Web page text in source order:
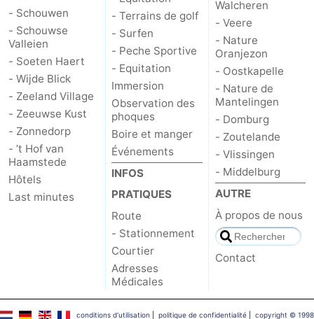
Schouwen
Nature
Oranjezon
-
Oostkapelle
-
Nature
de
Mantelingen
-
Domburg
-
Zoutelande
-
Vlissingen
-
- Schouwen
- Schouwse
Valleien
- Soeten Haert
- Wijde Blick
- Zeeland Village
- Zeeuwse Kust
- Zonnedorp
- ’t Hof van
Haamstede
Hôtels
Last minutes
- Terrains de golf
- Surfen
- Peche Sportive
- Equitation
Immersion
Observation des
phoques
Boire et manger
Événements
INFOS
PRATIQUES
Route
- Stationnement
Courtier
Adresses
Médicales
Walcheren
- Veere
- Nature
Oranjezon
- Oostkapelle
- Nature de
Mantelingen
- Domburg
- Zoutelande
- Vlissingen
- Middelburg
AUTRE
À propos de nous
Contact
conditions d‘utilisation politique de confidentialité| copyright © 1998